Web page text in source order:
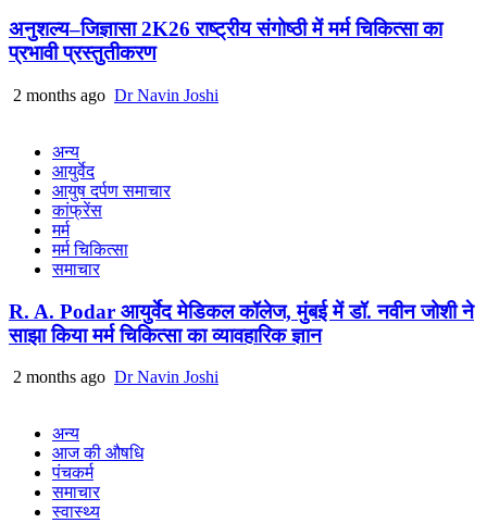
अनुशल्य–जिज्ञासा 2K26 राष्ट्रीय संगोष्ठी में मर्म चिकित्सा का
प्रभावी प्रस्तुतीकरण
2 months ago Dr Navin Joshi
अन्य
आयुर्वेद
आयुष दर्पण समाचार
कांफ्रेंस
मर्म
मर्म चिकित्सा
समाचार
R. A. Podar आयुर्वेद मेडिकल कॉलेज, मुंबई में डॉ. नवीन जोशी ने
साझा किया मर्म चिकित्सा का व्यावहारिक ज्ञान
2 months ago Dr Navin Joshi
अन्य
आज की औषधि
पंचकर्म
समाचार
स्वास्थ्य